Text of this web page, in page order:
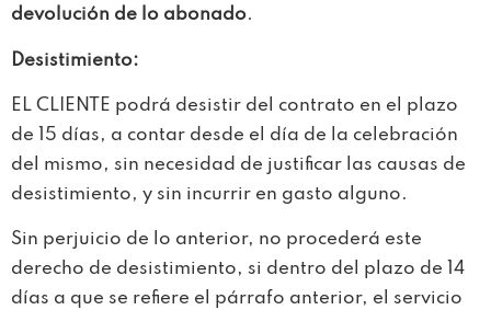
devolución de lo abonado.
Desistimiento:
EL CLIENTE podrá desistir del contrato en el plazo
de 15 días, a contar desde el día de la celebración
del mismo, sin necesidad de justificar las causas de
desistimiento, y sin incurrir en gasto alguno.
Sin perjuicio de lo anterior, no procederá este
derecho de desistimiento, si dentro del plazo de 14
días a que se refiere el párrafo anterior, el servicio